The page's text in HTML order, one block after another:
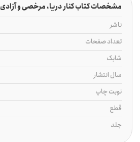
مشخصات کتاب کنار دریا، مرخصی و آزادی
ناشر
تعداد صفحات
شابک
سال انتشار
نوبت چاپ
قطع
جلد